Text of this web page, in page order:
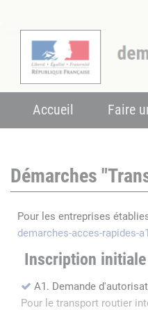
Accueil Faire
Démarches
Pour les entreprises
demarches-acces-rapides-
Inscription
A1. Demande
Pour le transport routier